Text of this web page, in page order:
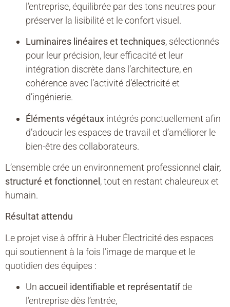
l’entreprise, équilibrée par des tons neutres pour
préserver la lisibilité et le confort visuel.
Luminaires linéaires et techniques, sélectionnés
pour leur précision, leur efficacité et leur
intégration discrète dans l’architecture, en
cohérence avec l’activité d’électricité et
d’ingénierie.
Éléments végétaux intégrés ponctuellement afin
d’adoucir les espaces de travail et d’améliorer le
bien-être des collaborateurs.
L’ensemble crée un environnement professionnel clair,
structuré et fonctionnel , tout en restant chaleureux et
humain.
Résultat attendu
Le projet vise à offrir à Huber Électricité des espaces
qui soutiennent à la fois l’image de marque et le
quotidien des équipes :
Un accueil identifiable et représentatifde
l’entreprise dès l’entrée,